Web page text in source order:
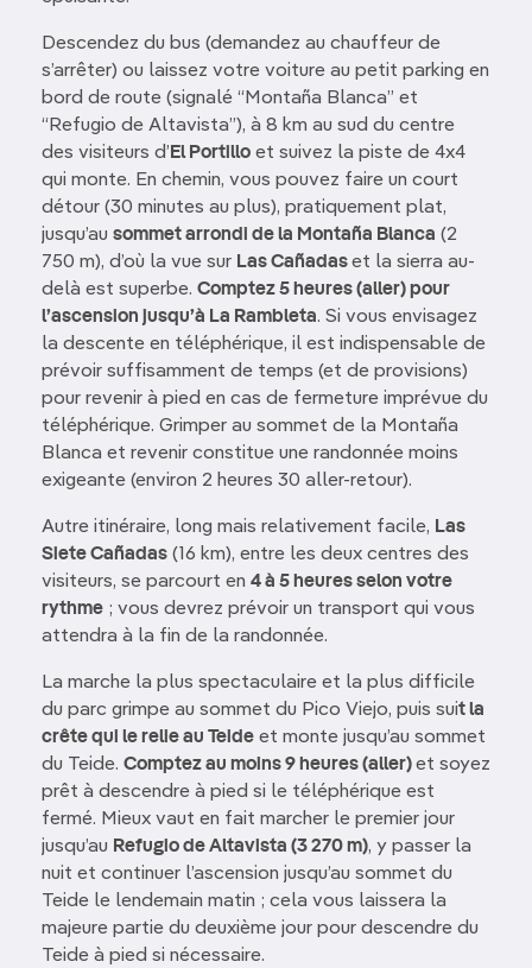
Descendez du bus (demandez au chauffeur de
s’arrêter) ou laissez votre voiture au petit parking en
bord de route (signalé “Montaña Blanca” et
“Refugio de Altavista”), à 8 km au sud du centre
des visiteurs d’ El Portillo et suivez la piste de 4x4
qui monte. En chemin, vous pouvez faire un court
détour (30 minutes au plus), pratiquement plat,
jusqu’au sommet arrondi de la Montaña Blanca (2
750 m), d’où la vue sur Las Cañadaset la sierra au-
delà est superbe. Comptez 5 heures (aller) pour
l’ascension jusqu’à La Rambleta. Si vous envisagez
la descente en téléphérique, il est indispensable de
prévoir suffisamment de temps (et de provisions)
pour revenir à pied en cas de fermeture imprévue du
téléphérique. Grimper au sommet de la Montaña
Blanca et revenir constitue une randonnée moins
exigeante (environ 2 heures 30 aller-retour).
Autre itinéraire, long mais relativement facile, Las
Siete Cañadas (16 km), entre les deux centres des
visiteurs, se parcourt en 4 à 5 heures selon votre
rythme ; vous devrez prévoir un transport qui vous
attendra à la fin de la randonnée.
La marche la plus spectaculaire et la plus difficile
du parc grimpe au sommet du Pico Viejo, puis suit la
crête qui le relie au Teide et monte jusqu’au sommet
du Teide. Comptez au moins 9 heures (aller)et soyez
prêt à descendre à pied si le téléphérique est
fermé. Mieux vaut en fait marcher le premier jour
jusqu’au Refugio de Altavista (3 270 m), y passer la
nuit et continuer l’ascension jusqu’au sommet du
Teide le lendemain matin ; cela vous laissera la
majeure partie du deuxième jour pour descendre du
Teide à pied si nécessaire.